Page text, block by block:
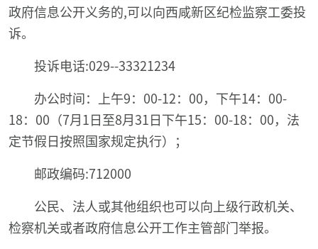
政府信息公开义务的,可以向西咸新区纪检监察工委投
诉。
投诉电话:029--33321234
办公时间：上午9：00-12：00，下午14：00-
18：00（7月1日至8月31日下午15：00-18：00，法
定节假日按照国家规定执行）；
邮政编码:712000
公民、法人或其他组织也可以向上级行政机关、
检察机关或者政府信息公开工作主管部门举报。